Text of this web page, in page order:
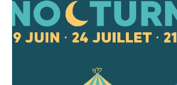
nocturnes hors les murs d’Entrevaux :
et invités exceptionnels, shopping à la
ouverts et ambiance conviviale au